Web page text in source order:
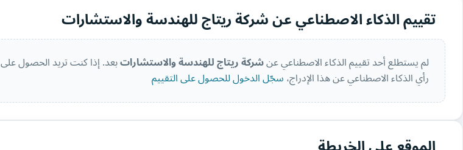
تقييم الذكاء الاصطناعي عن شركة ريتاج للهندسة والاستشارات
لم يستطلع أحد تقييم الذكاء الاصطناعي عنشركة ريتاج للهندسة والاستشاراتبعد. إذا كنت تريد الحصول على
رأي الذكاء الاصطناعي عن هذا الإدراج،سجّل الدخول للحصول على التقييم